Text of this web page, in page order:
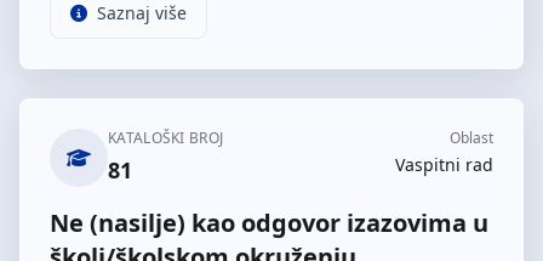
Saznaj više
KATALOŠKI BROJ
81
Oblast
Vaspitni rad
Ne (nasilje) kao odgovor izazovima u